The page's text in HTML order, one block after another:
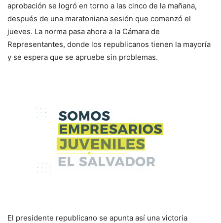
aprobación se logró en torno a las cinco de la mañana,
después de una maratoniana sesión que comenzó el
jueves. La norma pasa ahora a la Cámara de
Representantes, donde los republicanos tienen la mayoría
y se espera que se apruebe sin problemas.
El presidente republicano se apunta así una victoria